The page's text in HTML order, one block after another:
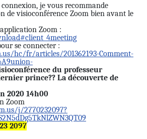
je vous recommande
de visioconférence Zoom bien avant le
Zoom :
se connecter :
hc/fr/articles/201362193-Comment-
du professeur
prince?? La découverte de
2020 14h00
Zoom
j/2770232097?
2097